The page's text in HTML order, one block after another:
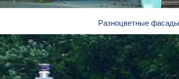
Разноцветные